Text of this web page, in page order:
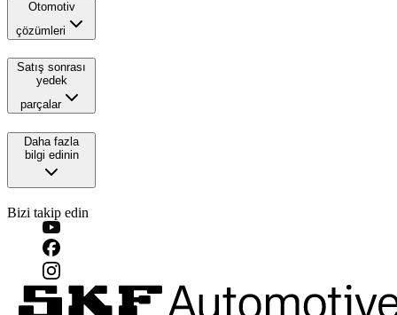
Otomotiv
çözümleri
Satış sonrası
yedek
parçalar
Daha fazla
bilgi edinin
Bizi takip edin